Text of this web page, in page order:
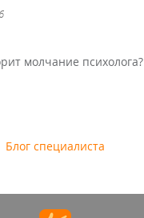
молчание психолога?
Блог специалиста